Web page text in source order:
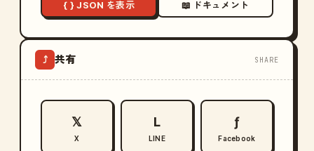
{ } JSON を表示 📖 ドキュメント
⤴ 共有 SHARE
𝕏
X
L
LINE
ƒ
Facebook